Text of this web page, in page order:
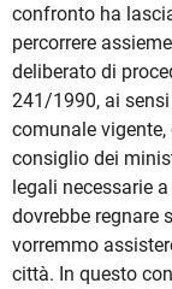
confronto ha
percorrere
deliberato di
241/1990, ai
comunale
consiglio dei
legali necessarie
dovrebbe regnare
vorremmo
città. In questo